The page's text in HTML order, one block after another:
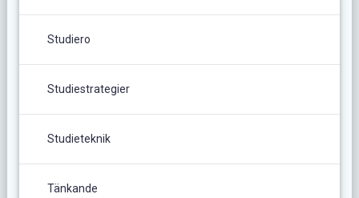
Studiero
Studiestrategier
Studieteknik
Tänkande